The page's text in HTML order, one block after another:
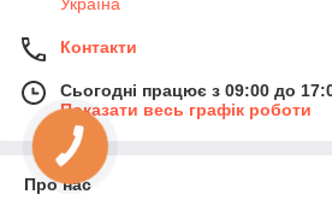
Контакти
Сьогодні працює з 09:00 до
Показати весь графік роботи
Про нас